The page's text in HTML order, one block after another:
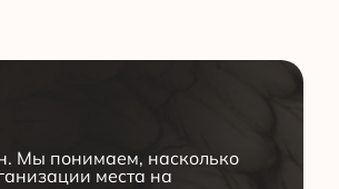
Мы понимаем, насколько
места на